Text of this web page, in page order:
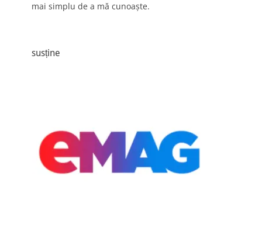
mai simplu de a mă cunoaște.
susține